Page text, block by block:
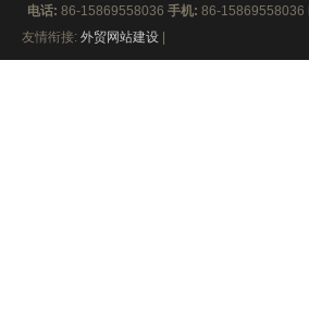
电话: 86-15869558036 手机: 86-15869558036
友情衔接: 外贸网站建设